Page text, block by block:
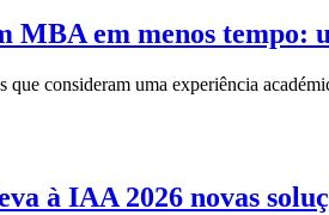
MBA em menos
que consideram uma experiência
à IAA 2026 novas